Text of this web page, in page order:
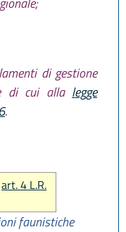
di gestione
di cui alla legge
.
art. 4 L.R.
faunistiche